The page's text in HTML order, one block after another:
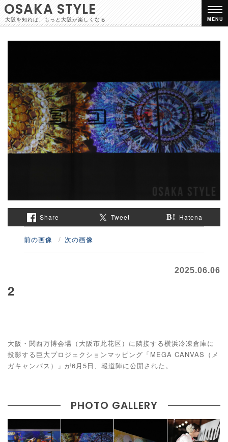
OSAKA STYLE
大阪を知れば、もっと大阪が楽しくなる MENU
Share Tweet Hatena
前の画像 次の画像
2025.06.06
2
大阪・関西万博会場（大阪市此花区）に隣接する横浜冷凍倉庫に
投影する巨大プロジェクションマッピング「MEGA CANVAS（メ
ガキャンバス）」が6月5日、報道陣に公開された。
PHOTO GALLERY